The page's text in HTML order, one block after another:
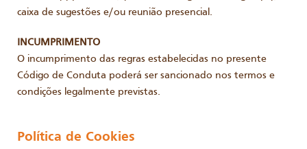
caixa de sugestões e/ou reunião presencial.
INCUMPRIMENTO
O incumprimento das regras estabelecidas no presente
Código de Conduta poderá ser sancionado nos termos e
condições legalmente previstas.
Política de Cookies